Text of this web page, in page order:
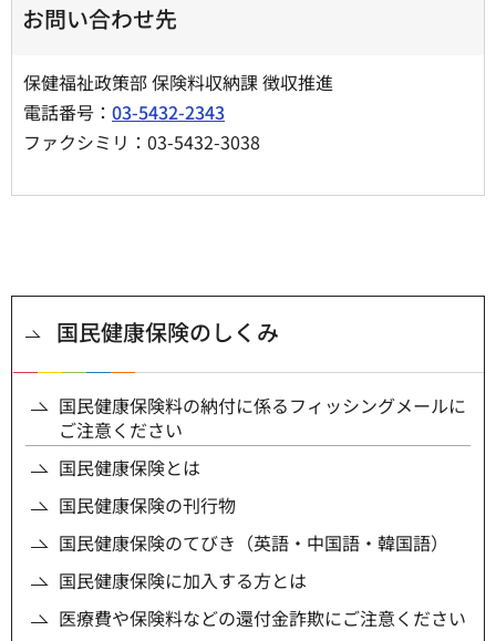
お問い合わせ先
保健福祉政策部 保険料収納課 徴収推進
電話番号： 03-5432-2343
ファクシミリ：03-5432-3038
国民健康保険のしくみ
国民健康保険料の納付に係るフィッシングメールに
ご注意ください
国民健康保険とは
国民健康保険の刊行物
国民健康保険のてびき（英語・中国語・韓国語）
国民健康保険に加入する方とは
医療費や保険料などの還付金詐欺にご注意ください